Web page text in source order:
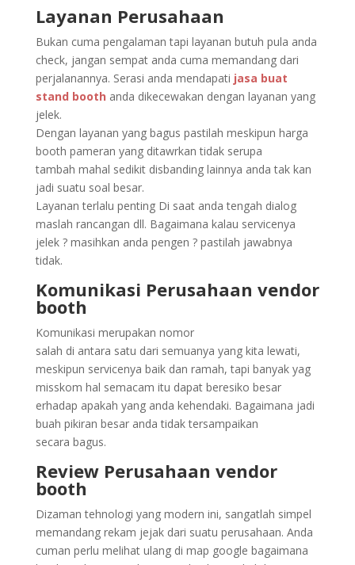
Layanan Perusahaan
Bukan cuma pengalaman tapi layanan butuh pula anda
check, jangan sempat anda cuma memandang dari
perjalanannya. Serasi anda mendapati jasa buat
stand booth anda dikecewakan dengan layanan yang
jelek.
Dengan layanan yang bagus pastilah meskipun harga
booth pameran yang ditawrkan tidak serupa
tambah mahal sedikit disbanding lainnya anda tak kan
jadi suatu soal besar.
Layanan terlalu penting Di saat anda tengah dialog
maslah rancangan dll. Bagaimana kalau servicenya
jelek ? masihkan anda pengen ? pastilah jawabnya
tidak.
Komunikasi Perusahaan vendor
booth
Komunikasi merupakan nomor
salah di antara satu dari semuanya yang kita lewati,
meskipun servicenya baik dan ramah, tapi banyak yag
misskom hal semacam itu dapat beresiko besar
erhadap apakah yang anda kehendaki. Bagaimana jadi
buah pikiran besar anda tidak tersampaikan
secara bagus.
Review Perusahaan vendor
booth
Dizaman tehnologi yang modern ini, sangatlah simpel
memandang rekam jejak dari suatu perusahaan. Anda
cuman perlu melihat ulang di map google bagaimana